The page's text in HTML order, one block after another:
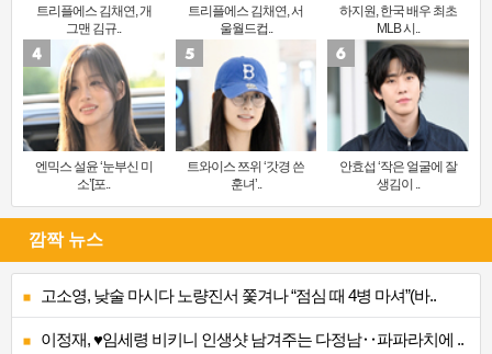
트리플에스 김채연, 개
그맨 김규..
트리플에스 김채연, 서
울월드컵..
하지원, 한국 배우 최초
MLB 시..
엔믹스 설윤 ‘눈부신 미
소’[포..
트와이스 쯔위 ‘갓경 쓴
훈녀’..
안효섭 ‘작은 얼굴에 잘
생김이 ..
깜짝 뉴스
고소영, 낮술 마시다 노량진서 쫓겨나 “점심 때 4병 마셔”(바..
이정재, ♥임세령 비키니 인생샷 남겨주는 다정남‥파파라치에 ..